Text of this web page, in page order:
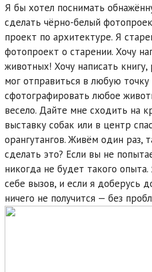
Я бы хотел поснимать
сделать чёрно-белый
проект по архитектуре. Я
фотопроект о старении. Хочу
животных! Хочу написать
мог отправиться в любую
сфотографировать любое
весело. Дайте мне сходить на
выставку собак или в центр
орангутангов. Живём один раз,
сделать это? Если вы не
никогда не будет такого
себе вызов, и если я доберусь
ничего не получится — без